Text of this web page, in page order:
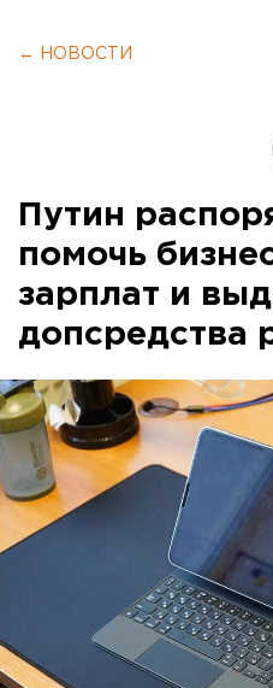
← НОВОСТИ
Путин
помочь
зарплат и
допсредства